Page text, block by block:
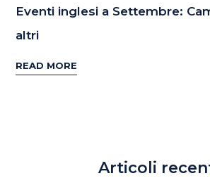
Eventi inglesi a Settembre:
altri
READ MORE
Articoli